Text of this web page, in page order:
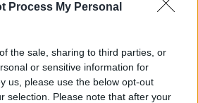
Process My Personal
the sale, sharing to third parties, or
or sensitive information for
us, please use the below opt-out
selection. Please note that after your